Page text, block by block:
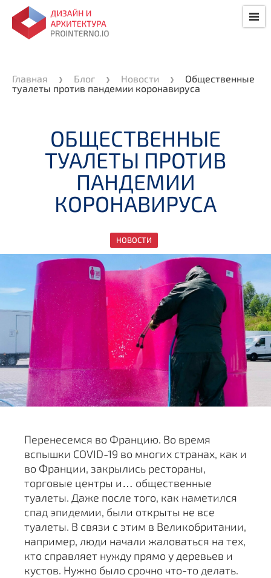
Главная Блог Новости
Общественные
туалеты против пандемии коронавируса
ОБЩЕСТВЕННЫЕ
ТУАЛЕТЫ ПРОТИВ
ПАНДЕМИИ
КОРОНАВИРУСА
НОВОСТИ
Перенесемся во Францию. Во время
вспышки COVID-19 во многих странах, как и
во Франции, закрылись рестораны,
торговые центры и… общественные
туалеты. Даже после того, как наметился
спад эпидемии, были открыты не все
туалеты. В связи с этим в Великобритании,
например, люди начали жаловаться на тех,
кто справляет нужду прямо у деревьев и
кустов. Нужно было срочно что-то делать.